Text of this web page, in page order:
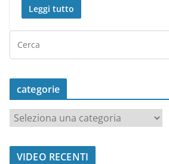
Leggi tutto
categorie
a
t
VIDEO RECENTI